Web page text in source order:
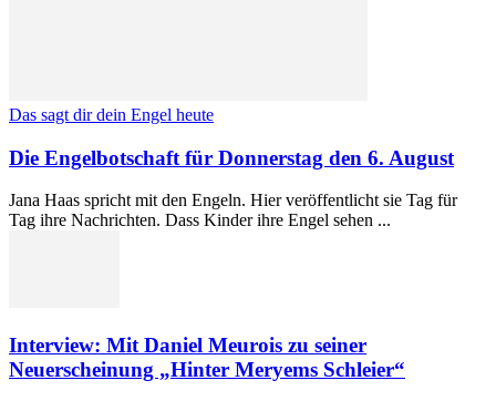
Das sagt dir dein Engel heute
Die Engelbotschaft für Donnerstag den 6. August
Jana Haas spricht mit den Engeln. Hier veröffentlicht sie Tag für
Tag ihre Nachrichten. Dass Kinder ihre Engel sehen ...
Interview: Mit Daniel Meurois zu seiner
Neuerscheinung „Hinter Meryems Schleier“